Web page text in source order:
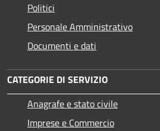
Politici
Personale Amministrativo
Documenti e dati
CATEGORIE DI SERVIZIO
Anagrafe e stato civile
Imprese e Commercio